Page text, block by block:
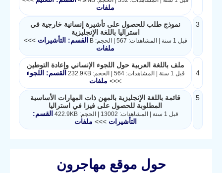
ملفات
3
نموذج طلب للحصول على تأشيرة إنسانية خارجية في
استراليا باللغة الإنجليزية
قبل 1 سنة | المشاهدات: 567 | الحجم: B القسم: التأشيرات>>>
ملفات
4
ملف باللغة العربية حول اللجوء الإنساني وإعادة التوطين
قبل 1 سنة | المشاهدات: 564 | الحجم: 232.9KB
القسم: اللجوء
>>> ملفات
5
قائمة باللغة الإنجليزية بالمهن ذات المهارات الأساسية
المطلوبة للحصول على فيزا في استراليا
قبل 1 سنة | المشاهدات: 13002 | الحجم: 422.9KB
القسم:
التأشيرات>>> ملفات
حول موقع مهاجرون